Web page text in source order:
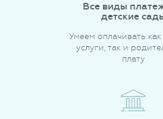
Все виды
детские
Умеем оплачивать как
услуги, так и
плату